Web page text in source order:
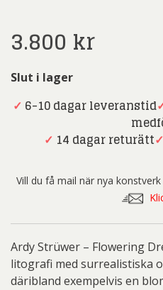
3.800 kr
Slut i lager
✓ 6-10 dagar leveranstid
✓ 14 dagar returätt✓
Vill du få mail när nya
Ardy Strüwer – Flowering
litografi med surrealistiska
däribland exempelvis en